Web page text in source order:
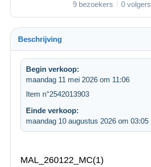
9 bezoekers 0 volgers
Beschrijving
Begin verkoop:
maandag 11 mei 2026 om 11:06
Item n°2542013903
Einde verkoop:
maandag 10 augustus 2026 om 03:05
MAL_260122_MC(1)